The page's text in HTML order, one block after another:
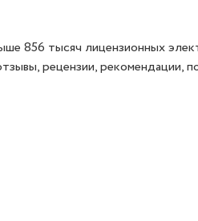
856 тысяч лицензионных
рецензии, рекомендации,